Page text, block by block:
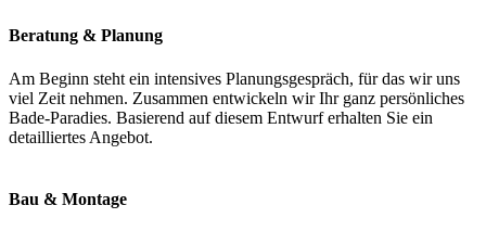
Beratung & Planung
Am Beginn steht ein intensives Planungsgespräch, für das wir uns
viel Zeit nehmen. Zusammen entwickeln wir Ihr ganz persönliches
Bade-Paradies. Basierend auf diesem Entwurf erhalten Sie ein
detailliertes Angebot.
Bau & Montage